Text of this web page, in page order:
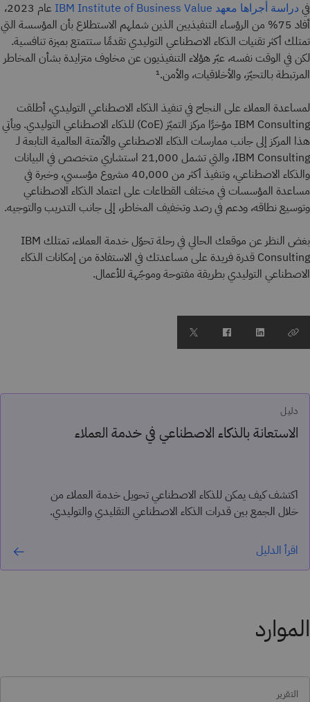
في دراسة أجراها معهد IBM Institute of Business Value
عام 2023،
أفاد 75% من الرؤساء التنفيذيين الذين شملهم الاستطلاع بأن المؤسسة التي
تمتلك أكثر تقنيات الذكاء الاصطناعي التوليدي تقدمًا ستتمتع بميزة تنافسية.
لكن في الوقت نفسه، عبّر هؤلاء التنفيذيون عن مخاوف متزايدة بشأن المخاطر
المرتبطة بـالتحيّز، والأخلاقيات، والأمن.¹
لمساعدة العملاء على النجاح في تنفيذ الذكاء الاصطناعي التوليدي، أطلقت
IBM Consulting مؤخرًا مركز التميّز (CoE) للذكاء الاصطناعي التوليدي. ويأتي
هذا المركز إلى جانب ممارسات الذكاء الاصطناعي والأتمتة العالمية التابعة لـ
IBM Consulting، والتي تشمل 21,000 استشاري متخصص في البيانات
والذكاء الاصطناعي، وتنفيذ أكثر من 40,000 مشروع مؤسسي، وخبرة في
مساعدة المؤسسات في مختلف القطاعات على اعتماد الذكاء الاصطناعي
وتوسيع نطاقه، ودعم في رصد وتخفيف المخاطر، إلى جانب التدريب والتوجيه.
بغض النظر عن موقعك الحالي في رحلة تحوّل خدمة العملاء، تمتلك IBM
Consulting قدرة فريدة على مساعدتك في الاستفادة من إمكانات الذكاء
الاصطناعي التوليدي بطريقة مفتوحة وموجّهة للأعمال.
دليل
الاستعانة بالذكاء الاصطناعي في خدمة العملاء
اكتشف كيف يمكن للذكاء الاصطناعي تحويل خدمة العملاء من
خلال الجمع بين قدرات الذكاء الاصطناعي التقليدي والتوليدي.
اقرأ الدليل
الموارد
التقرير